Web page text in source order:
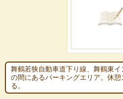
舞鶴若狭自動車道下り線、舞鶴東
の間にあるパーキングエリア。休
る。